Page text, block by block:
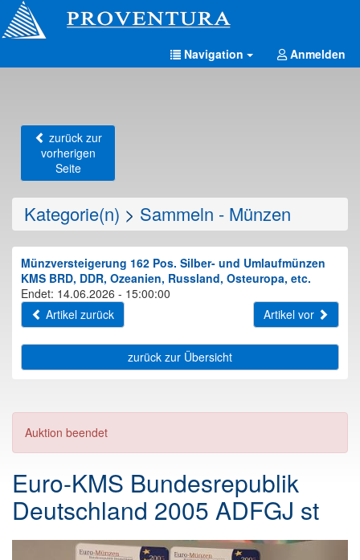
Navigation Anmelden
zurück zur
vorherigen
Seite
Kategorie(n) > Sammeln - Münzen
Münzversteigerung 162 Pos. Silber- und Umlaufmünzen
KMS BRD, DDR, Ozeanien, Russland, Osteuropa, etc.
Endet: 14.06.2026 - 15:00:00
Artikel zurück
Artikel vor
zurück zur Übersicht
Auktion beendet
Euro-KMS Bundesrepublik
Deutschland 2005 ADFGJ st